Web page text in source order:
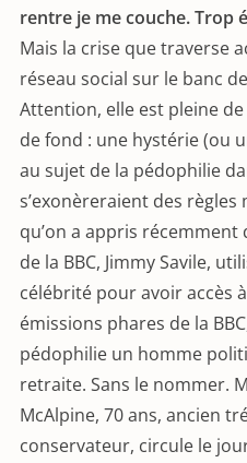
rentre je me couche. Trop
Mais la crise que traverse
réseau social sur le banc
Attention, elle est pleine
de fond : une hystérie (ou
au sujet de la pédophilie
s’exonèreraient des
qu’on a appris récemment
de la BBC, Jimmy Savile,
célébrité pour avoir accès
émissions phares de la
pédophilie un homme
retraite. Sans le nommer.
McAlpine, 70 ans, ancien
conservateur, circule le